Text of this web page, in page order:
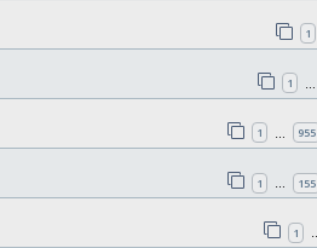
1
1
1 955
1 155
1